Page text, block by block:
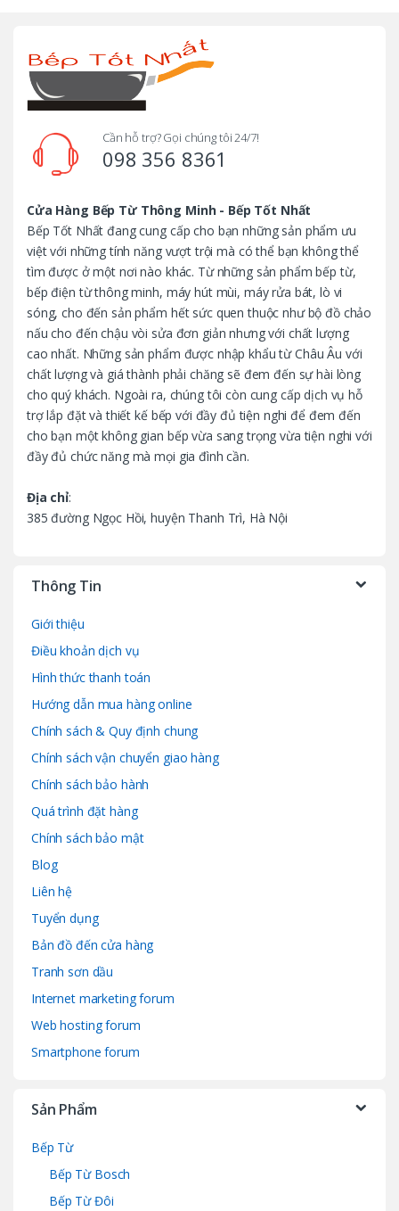
Cần hỗ trợ? Gọi chúng tôi 24/7!
098 356 8361
Cửa Hàng Bếp Từ Thông Minh - Bếp Tốt Nhất
Bếp Tốt Nhất đang cung cấp cho bạn những sản phẩm ưu
việt với những tính năng vượt trội mà có thể bạn không thể
tìm được ở một nơi nào khác. Từ những sản phẩm bếp từ,
bếp điện từ thông minh, máy hút mùi, máy rửa bát, lò vi
sóng, cho đến sản phẩm hết sức quen thuộc như bộ đồ chảo
nấu cho đến chậu vòi sửa đơn giản nhưng với chất lượng
cao nhất. Những sản phẩm được nhập khẩu từ Châu Âu với
chất lượng và giá thành phải chăng sẽ đem đến sự hài lòng
cho quý khách. Ngoài ra, chúng tôi còn cung cấp dịch vụ hỗ
trợ lắp đặt và thiết kế bếp với đầy đủ tiện nghi để đem đến
cho bạn một không gian bếp vừa sang trọng vừa tiện nghi với
đầy đủ chức năng mà mọi gia đình cần.
Địa chỉ:
385 đường Ngọc Hồi, huyện Thanh Trì, Hà Nội
Thông Tin
Giới thiệu
Điều khoản dịch vụ
Hình thức thanh toán
Hướng dẫn mua hàng online
Chính sách & Quy định chung
Chính sách vận chuyển giao hàng
Chính sách bảo hành
Quá trình đặt hàng
Chính sách bảo mật
Blog
Liên hệ
Tuyển dụng
Bản đồ đến cửa hàng
Tranh sơn dầu
Internet marketing forum
Web hosting forum
Smartphone forum
Sản Phẩm
Bếp Từ
Bếp Từ Bosch
Bếp Từ Đôi